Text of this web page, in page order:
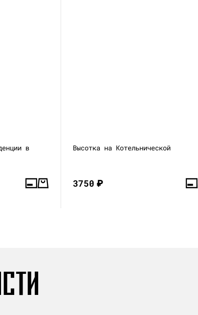
в
Высотка на Котельнической
3750₽